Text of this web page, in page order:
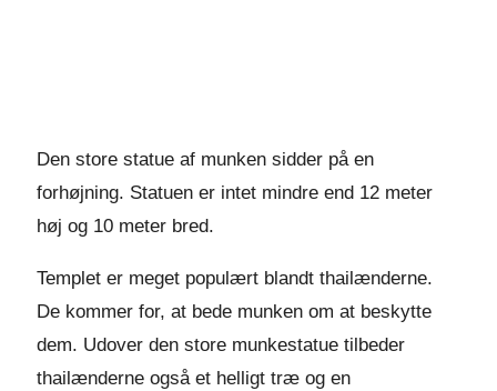
Den store statue af munken sidder på en
forhøjning. Statuen er intet mindre end 12 meter
høj og 10 meter bred.
Templet er meget populært blandt thailænderne.
De kommer for, at bede munken om at beskytte
dem. Udover den store munkestatue tilbeder
thailænderne også et helligt træ og en